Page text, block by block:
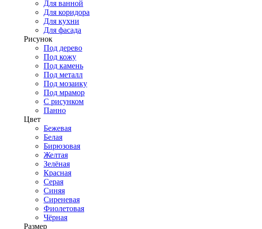
Для ванной
Для коридора
Для кухни
Для фасада
Рисунок
Под дерево
Под кожу
Под камень
Под металл
Под мозаику
Под мрамор
С рисунком
Панно
Цвет
Бежевая
Белая
Бирюзовая
Желтая
Зелёная
Красная
Серая
Синяя
Сиреневая
Фиолетовая
Чёрная
Размер